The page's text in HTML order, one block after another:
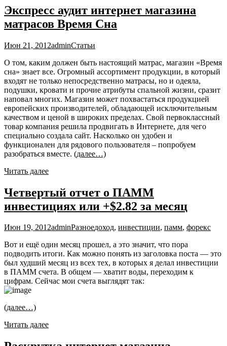
Экспресс аудит интернет магазина
матрасов Время Сна
Июн 21, 2012adminСтатьи
О том, каким должен быть настоящий матрас, магазин «Время
сна» знает все. Огромный ассортимент продукции, в который
входят не только непосредственно матрасы, но и одеяла,
подушки, кровати и прочие атрибуты спальной жизни, сразит
наповал многих. Магазин может похвастаться продукцией
европейских производителей, обладающей исключительным
качеством и ценой в широких пределах. Свой первоклассный
товар компания решила продвигать в Интернете, для чего
специально создала сайт. Насколько он удобен и
функционален для рядового пользователя – попробуем
разобраться вместе. (далее…)
Читать далее
Четвертый отчет о ПАММ
инвестициях или +$2.82 за месяц
Июн 19, 2012adminРазноедоход, инвестиции, памм, форекс
Вот и ещё один месяц прошел, а это значит, что пора
подводить итоги. Как можно понять из заголовка поста — это
был худший месяц из всех тех, в которых я делал инвестиции
в ПАММ счета. В общем — хватит воды, переходим к
цифрам. Сейчас мои счета выглядят так:
(далее…)
Читать далее